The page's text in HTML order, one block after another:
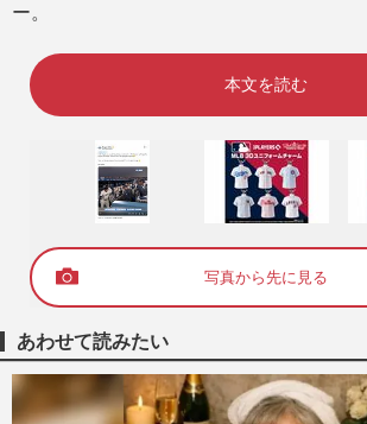
ー。
本文を読む
写真から先に見る
あわせて読みたい